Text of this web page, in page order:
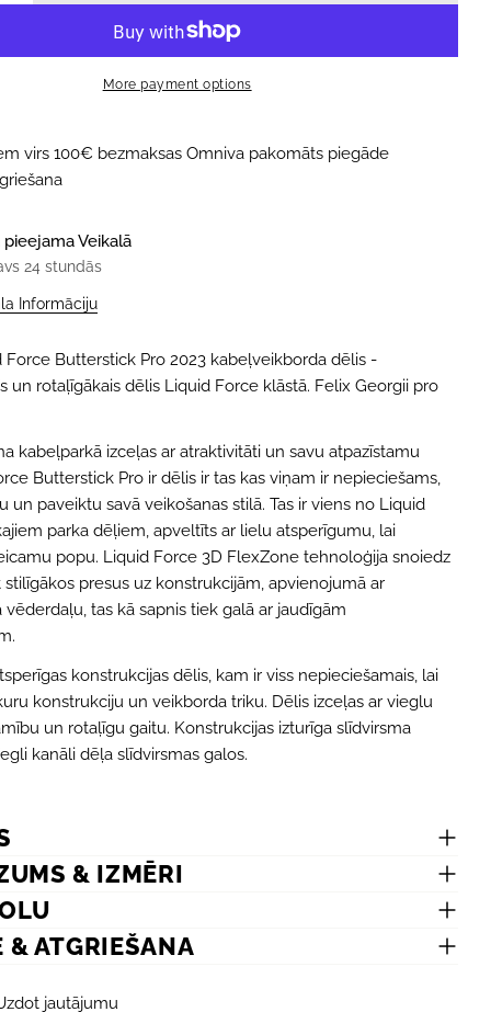
More payment options
virs 100€ bezmaksas Omniva pakomāts piegāde
pieejamaVeikalā
24 stundās
Informāciju
Force Butterstick Pro 2023 kabeļveikborda dēlis -
un rotaļīgākais dēlis Liquid Force klāstā. Felix Georgii pro
kabeļparkā izceļas ar atraktivitāti un savu atpazīstamu
Butterstick Pro ir dēlis ir tas kas viņam ir nepieciešams,
un paveiktu savā veikošanas stilā. Tas ir viens no Liquid
parka dēļiem, apveltīts ar lielu atsperīgumu, lai
popu. Liquid Force 3D FlexZone tehnoloģija snoiedz
stilīgākos presus uz konstrukcijām, apvienojumā ar
tas kā sapnis tiek galā ar jaudīgām
konstrukcijas dēlis, kam ir viss nepieciešamais, lai
konstrukciju un veikborda triku. Dēlis izceļas ar vieglu
un rotaļīgu gaitu. Konstrukcijas izturīga slīdvirsma
kanāli dēļa slīdvirsmas galos.
& IZMĒRI
& ATGRIEŠANA
jautājumu